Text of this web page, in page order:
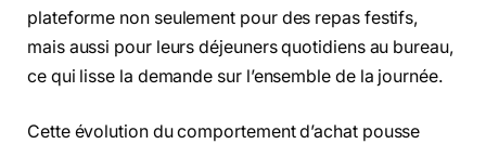
plateforme non seulement pour des repas festifs,
mais aussi pour leurs déjeuners quotidiens au bureau,
ce qui lisse la demande sur l’ensemble de la journée.
Cette évolution du comportement d’achat pousse